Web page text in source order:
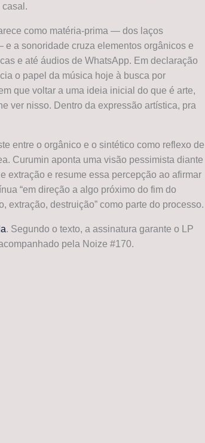
casal.
como matéria-prima — dos laços
a sonoridade cruza elementos orgânicos e
e até áudios de WhatsApp. Em declaração
o papel da música hoje à busca por
que voltar a uma ideia inicial do que é arte,
ver nisso. Dentro da expressão artística, pra
entre o orgânico e o sintético como reflexo de
Curumin aponta uma visão pessimista diante
extração e resume essa percepção ao afirmar
“em direção a algo próximo do fim do
extração, destruição” como parte do processo.
. Segundo o texto, a assinatura garante o LP
pela Noize #170.